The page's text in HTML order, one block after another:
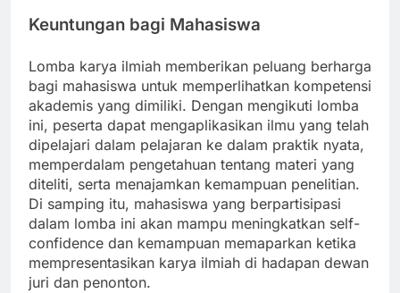
Keuntungan bagi Mahasiswa
Lomba karya ilmiah memberikan peluang berharga
bagi mahasiswa untuk memperlihatkan kompetensi
akademis yang dimiliki. Dengan mengikuti lomba
ini, peserta dapat mengaplikasikan ilmu yang telah
dipelajari dalam pelajaran ke dalam praktik nyata,
memperdalam pengetahuan tentang materi yang
diteliti, serta menajamkan kemampuan penelitian.
Di samping itu, mahasiswa yang berpartisipasi
dalam lomba ini akan mampu meningkatkan self-
confidence dan kemampuan memaparkan ketika
mempresentasikan karya ilmiah di hadapan dewan
juri dan penonton.